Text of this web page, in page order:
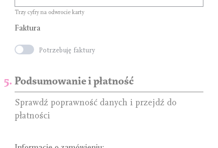
Trzy cyfry na odwrocie karty
Faktura
Potrzebuję faktury
Podsumowanie i płatność
Sprawdź poprawność danych i przejdź do
płatności